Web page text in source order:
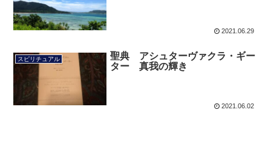
2021.06.29
スピリチュアル
聖典 アシュターヴァクラ・ギー
ター 真我の輝き
2021.06.02